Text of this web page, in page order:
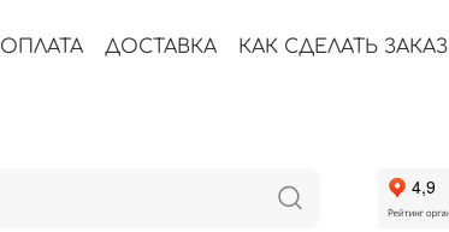
ОПЛАТА ДОСТАВКА КАК СДЕЛАТЬ ЗАКАЗ